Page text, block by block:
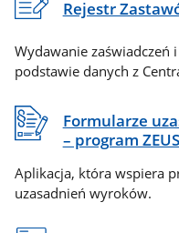
Rejestr
Wydawanie zaświadczeń
podstawie danych z
Formularze
– program ZEUS
Aplikacja, która wspiera
uzasadnień wyroków.